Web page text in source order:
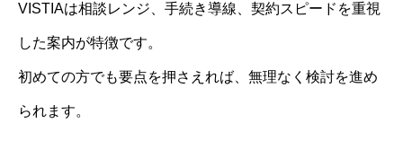
VISTIAは相談レンジ、手続き導線、契約スピードを重視
した案内が特徴です。
初めての方でも要点を押さえれば、無理なく検討を進め
られます。